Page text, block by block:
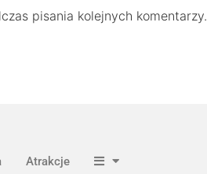
pisania kolejnych komentarzy.
Atrakcje